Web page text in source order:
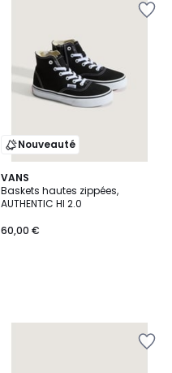
Nouveauté
VANS
Baskets hautes zippées,
AUTHENTIC HI 2.0
60,00 €